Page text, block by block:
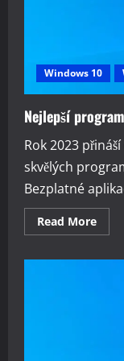
Windows 10
Nejlepší
Rok 2023
skvělých
Bezplatné
Read MoreRead
more